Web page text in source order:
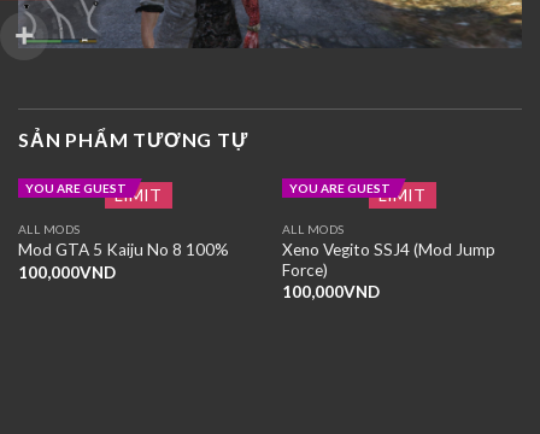
SẢN PHẨM TƯƠNG TỰ
LIMIT
YOU ARE GUEST
ALL MODS
Mod GTA 5 Kaiju No 8 100%
100,000VND
LIMIT
YOU ARE GUEST
ALL MODS
Xeno Vegito SSJ4 (Mod Jump
Force)
100,000VND